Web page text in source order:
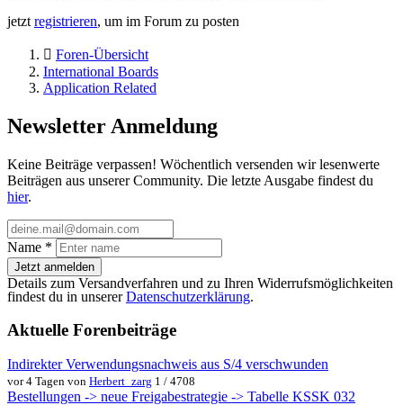
jetzt registrieren, um im Forum zu posten
Foren-Übersicht
International Boards
Application Related
Newsletter Anmeldung
Keine Beiträge verpassen! Wöchentlich versenden wir lesenwerte
Beiträgen aus unserer Community. Die letzte Ausgabe findest du
hier.
Name *
Jetzt anmelden
Details zum Versandverfahren und zu Ihren Widerrufsmöglichkeiten
findest du in unsererDatenschutzerklärung.
Aktuelle Forenbeiträge
Indirekter Verwendungsnachweis aus S/4 verschwunden
vor 4 Tagen von Herbert_zarg 1 / 4708
Bestellungen -> neue Freigabestrategie -> Tabelle KSSK 032